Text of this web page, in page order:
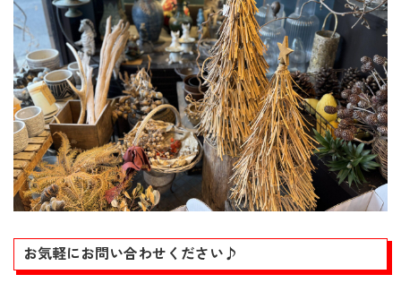
お気軽にお問い合わせください♪